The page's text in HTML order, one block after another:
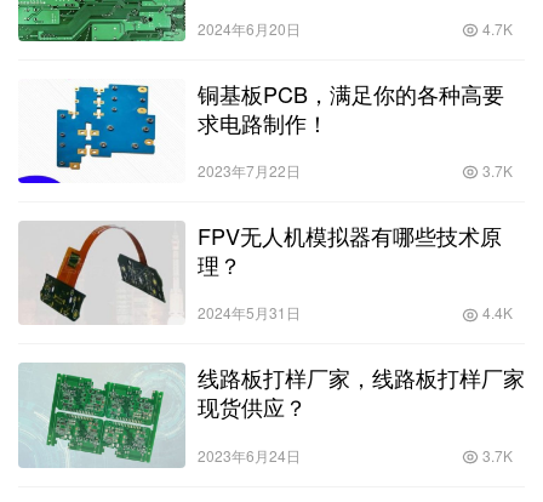
2024年6月20日 4.7K
铜基板PCB，满足你的各种高要
求电路制作！
2023年7月22日 3.7K
FPV无人机模拟器有哪些技术原
理？
2024年5月31日 4.4K
线路板打样厂家，线路板打样厂家
现货供应？
2023年6月24日 3.7K